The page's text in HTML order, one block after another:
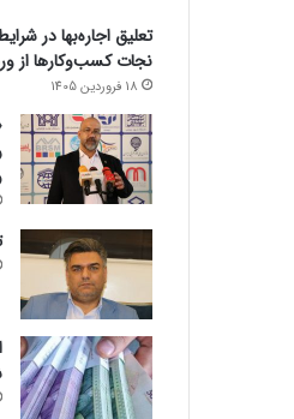
تعلیق اجاره‌بها در
نجات کسب‌وکارها از
18 فروردین 1405